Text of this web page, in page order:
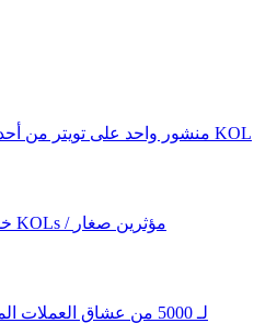
منشور واحد على تويتر من أحد الشخصيات المؤثرة الصغيرة KOL
خمس مشاركات على تويتر من KOLs / مؤثرين صغار
Twitter Direct Mailing لـ 5000 من عشاق العملات المشفرة